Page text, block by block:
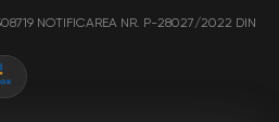
NOTIFICAREA NR. P-28027/2022 DIN